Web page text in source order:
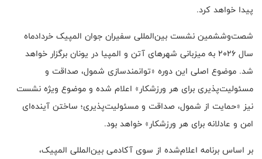
پیدا خواهد کرد.
شصت‌وششمین نشست بین‌المللی سفیران جوان المپیک خردادماه
سال ۲۰۲۶ به میزبانی شهرهای آتن و المپیا در یونان برگزار خواهد
شد. موضوع اصلی این دوره «توانمندسازی شمول، صداقت و
مسئولیت‌پذیری برای هر ورزشکار» اعلام شده و موضوع ویژه نشست
نیز «حمایت از شمول، صداقت و مسئولیت‌پذیری؛ ساختن آینده‌ای
امن و عادلانه برای هر ورزشکار» خواهد بود.
بر اساس برنامه اعلام‌شده از سوی آکادمی بین‌المللی المپیک،